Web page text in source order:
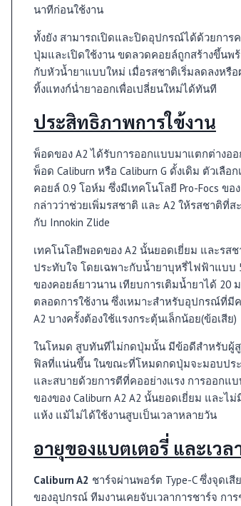
นาทีก่อนใช้งาน
ทั้งยัง สามารถเปิดและปิดอุปกรณ์ได้ด้วยการ
ปุ่มและเปิดใช้งาน ขดลวดคอยล์ถูกสร้างขึ้นพ
กับหัวน้ำยาแบบใหม่ เมื่อรสชาติเริ่มลดลงหรื
ทิ้งแทงก์น่ำยาออกเพื่อเปลี่ยนใหม่ได้ทันที
ประสิทธิภาพการใข้งาน
พ็อดของ A2 ได้รับการออกแบบมาแตกต่างอ
พ็อด Caliburn หรือ Caliburn G ดั้งเดิม ตัวเลือ
คอยล์ 0.9 โอห์ม ซึ่งมีเทคโนโลยี Pro-Focs ขอ
กล่าวว่าช่วยเพิ่มรสชาติ และ A2 ให้รสชาติที่ส
กับ Innokin Zlide
เทคโนโลยีพอดของ A2 นั้นยอดเยี่ยม และรส
ประทับใจ โดยเฉพาะกับน้ำยาบุหรี่ไฟฟ้าแบบ
ของคอยล์ยาวนาน เทียบการเติมน้ำยาได้ 20
ตลอดการใช้งาน ซึ่งเหมาะสำหรับอุปกรณ์ที่มี
A2 บางครั้งต้องใช้แรงกระตุ้นเล็กน้อย(ข้อเสีย)
ในโหมด สูบทันทีไม่กดปุ่มนั้น มีข้อดีสำหรับผู้
ฟิลที่แน่นขึ้น ในขณะที่โหมดกดปุ่มจะมอบปร
และสบายด้วยการตีที่คออย่างแรง การออกแ
ของของ Caliburn A2 A2 นั้นยอดเยี่ยม และ
แห้ง แม้ไม่ได้ใช้งานสูบเป็นเวลาหลายวัน
อายุของแบตเตอรี่ และเวล
Caliburn A2 ชาร์จผ่านพอร์ต Type-C ซึ่งจุดเ
ของอุปกรณ์ ทีมงานเคยจับเวลาการชาร์จ การ